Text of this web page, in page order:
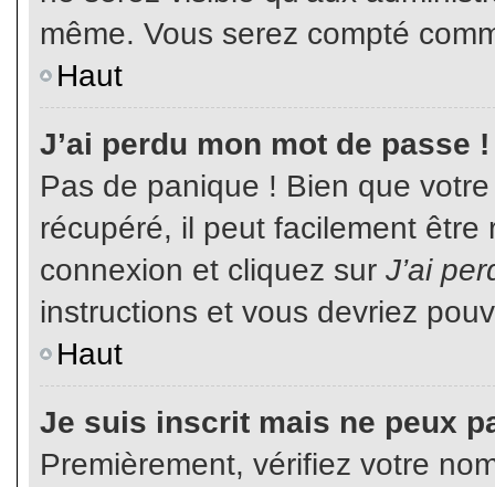
même. Vous serez compté
Haut
J’ai perdu mon mot de passe !
Pas de panique ! Bien que
récupéré, il peut facilement
connexion et cliquez sur J’ai
instructions et vous devriez
Haut
Je suis inscrit mais ne peux
Premièrement, vérifiez votre